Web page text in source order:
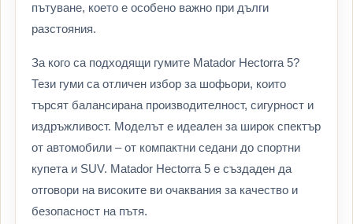
пътуване, което е особено важно при дълги
разстояния.
За кого са подходящи гумите Matador Hectorra 5?
Тези гуми са отличен избор за шофьори, които
търсят балансирана производителност, сигурност и
издръжливост. Моделът е идеален за широк спектър
от автомобили – от компактни седани до спортни
купета и SUV. Matador Hectorra 5 е създаден да
отговори на високите ви очаквания за качество и
безопасност на пътя.